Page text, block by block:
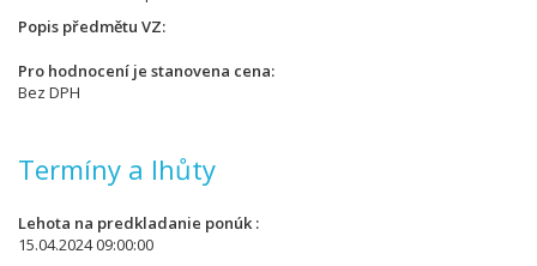
Popis předmětu VZ
Pro hodnocení je stanovena cena
Bez DPH
Termíny a lhůty
Lehota na predkladanie ponúk
15.04.2024 09:00:00